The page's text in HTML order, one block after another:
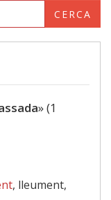
CERCA
» (1
, lleument,